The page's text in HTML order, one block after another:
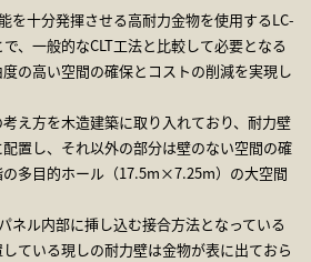
を十分発揮させる高耐力金物を使用するLC-
、一般的なCLT工法と比較して必要となる
の高い空間の確保とコストの削減を実現し
え方を木造建築に取り入れており、耐力壁
置し、それ以外の部分は壁のない空間の確
多目的ホール（17.5m×7.25m）の大空間
ネル内部に挿し込む接合方法となっている
ている現しの耐力壁は金物が表に出ておら